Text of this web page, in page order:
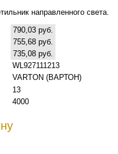
направленного света.
790,03 руб.
755,68 руб.
735,08 руб.
WL927111213
VARTON (ВАРТОН)
13
4000